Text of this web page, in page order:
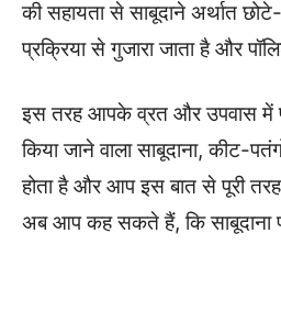
की सहायता से साबूदाने अर्थात
प्रक्रिया से गुजारा जाता है और
इस तरह आपके व्रत और उपवास में
किया जाने वाला साबूदाना, कीट-
होता है और आप इस बात से पूरी
अब आप कह सकते हैं, कि साबूदाना